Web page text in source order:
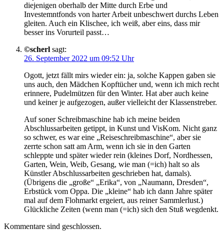
diejenigen oberhalb der Mitte durch Erbe und
Investemntfonds von harter Arbeit unbeschwert durchs Leben
gleiten. Auch ein Klischee, ich weiß, aber eins, dass mir
besser ins Vorurteil passt…
©scherl sagt:
26. September 2022 um 09:52 Uhr
Ogott, jetzt fällt mirs wieder ein: ja, solche Kappen gaben sie
uns auch, den Mädchen Kopftücher und, wenn ich mich recht
erinnere, Pudelmützen für den Winter. Hat aber auch keine
und keiner je aufgezogen, außer vielleicht der Klassenstreber.
Auf soner Schreibmaschine hab ich meine beiden
Abschlussarbeiten getippt, in Kunst und VisKom. Nicht ganz
so schwer, es war eine „Reiseschreibmaschine“, aber sie
zerrte schon satt am Arm, wenn ich sie in den Garten
schleppte und später wieder rein (kleines Dorf, Nordhessen,
Garten, Wein, Weib, Gesang, wie man (=ich) halt so als
Künstler Abschlussarbeiten geschrieben hat, damals).
(Übrigens die „große“ „Erika“, von „Naumann, Dresden“,
Erbstück vom Oppa. Die „kleine“ hab ich dann Jahre später
mal auf dem Flohmarkt ergeiert, aus reiner Sammlerlust.)
Glückliche Zeiten (wenn man (=ich) sich den Stuß wegdenkt.
Kommentare sind geschlossen.